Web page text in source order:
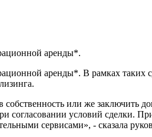
аренды*.
аренды*. В рамках таких
или же заключить
согласовании условий сделки.
сервисами», - сказала